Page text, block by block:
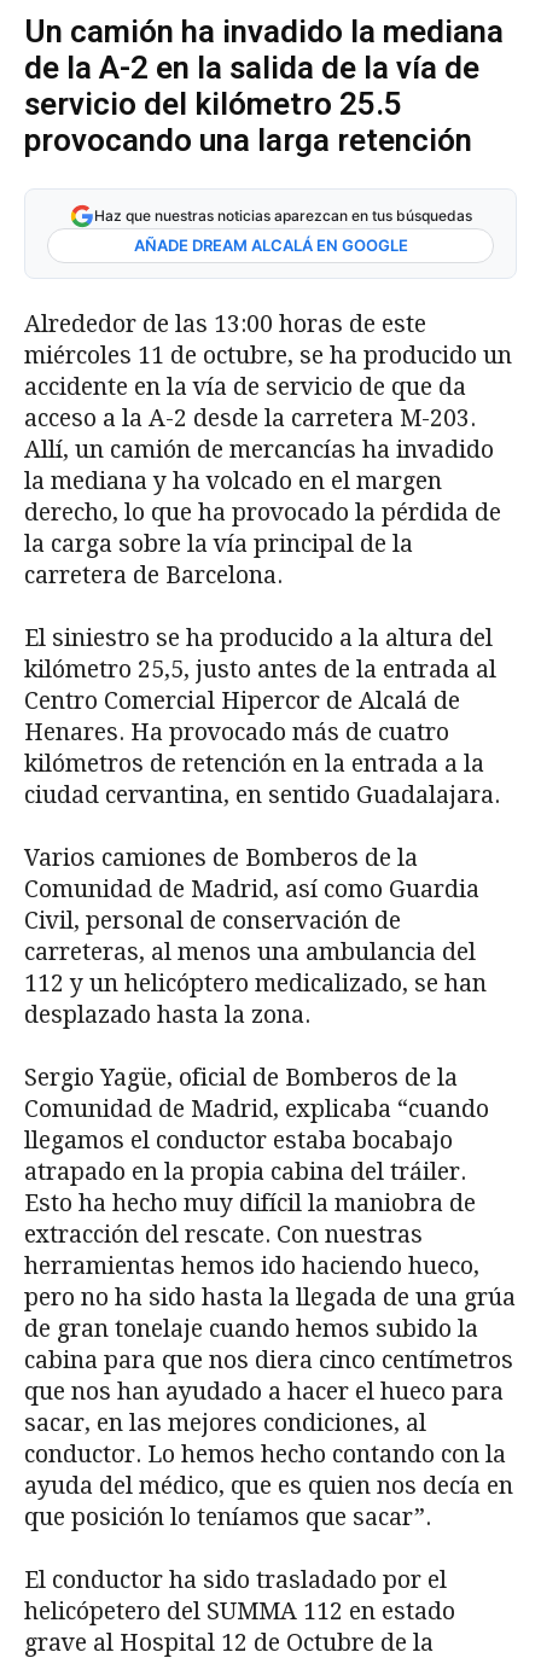
Un camión ha invadido la mediana
de la A-2 en la salida de la vía de
servicio del kilómetro 25.5
provocando una larga retención
Haz que nuestras noticias aparezcan en tus búsquedas
AÑADE DREAM ALCALÁ EN GOOGLE
Alrededor de las 13:00 horas de este
miércoles 11 de octubre, se ha producido un
accidente en la vía de servicio de que da
acceso a la A-2 desde la carretera M-203.
Allí, un camión de mercancías ha invadido
la mediana y ha volcado en el margen
derecho, lo que ha provocado la pérdida de
la carga sobre la vía principal de la
carretera de Barcelona.
El siniestro se ha producido a la altura del
kilómetro 25,5, justo antes de la entrada al
Centro Comercial Hipercor de Alcalá de
Henares. Ha provocado más de cuatro
kilómetros de retención en la entrada a la
ciudad cervantina, en sentido Guadalajara.
Varios camiones de Bomberos de la
Comunidad de Madrid, así como Guardia
Civil, personal de conservación de
carreteras, al menos una ambulancia del
112 y un helicóptero medicalizado, se han
desplazado hasta la zona.
Sergio Yagüe, oficial de Bomberos de la
Comunidad de Madrid, explicaba “cuando
llegamos el conductor estaba bocabajo
atrapado en la propia cabina del tráiler.
Esto ha hecho muy difícil la maniobra de
extracción del rescate. Con nuestras
herramientas hemos ido haciendo hueco,
pero no ha sido hasta la llegada de una grúa
de gran tonelaje cuando hemos subido la
cabina para que nos diera cinco centímetros
que nos han ayudado a hacer el hueco para
sacar, en las mejores condiciones, al
conductor. Lo hemos hecho contando con la
ayuda del médico, que es quien nos decía en
que posición lo teníamos que sacar”.
El conductor ha sido trasladado por el
helicópetero del SUMMA 112 en estado
grave al Hospital 12 de Octubre de la